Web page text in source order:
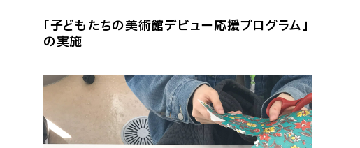
「子どもたちの美術館デビュー応援プログラム」
の実施